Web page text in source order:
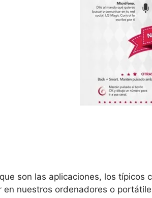
son las aplicaciones, los
nuestros ordenadores o